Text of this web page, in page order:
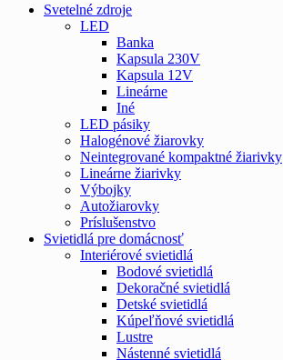
Svetelné zdroje
LED
Banka
Kapsula 230V
Kapsula 12V
Lineárne
Iné
LED pásiky
Halogénové žiarovky
Neintegrované kompaktné žiarivky
Lineárne žiarivky
Výbojky
Autožiarovky
Príslušenstvo
Svietidlá pre domácnosť
Interiérové svietidlá
Bodové svietidlá
Dekoračné svietidlá
Detské svietidlá
Kúpeľňové svietidlá
Lustre
Nástenné svietidlá